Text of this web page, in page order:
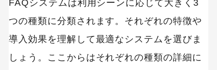
FAQシステムは利用シーンに応じて大きく3
つの種類に分類されます。それぞれの特徴や
導入効果を理解して最適なシステムを選びま
しょう。ここからはそれぞれの種類の詳細に